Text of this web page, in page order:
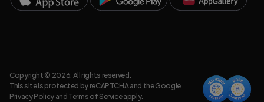
Copyright © 2026. All rights reserved.
This site is protected by reCAPTCHA and the Google
Privacy Policyand Terms of Serviceapply.